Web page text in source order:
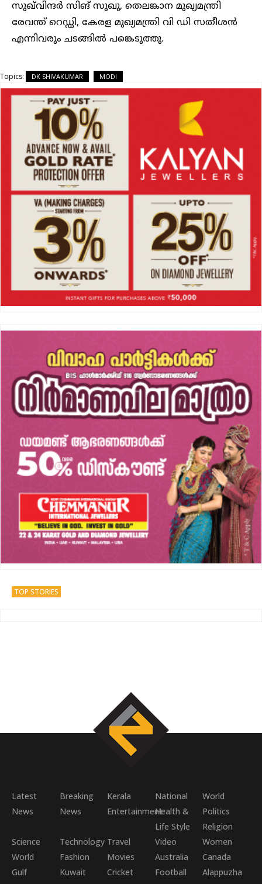
സുഖ്‍വിന്ദർ സിങ് സുഖു, തെലങ്കാന മുഖ്യമന്ത്രി
രേവന്ത് റെഡ്ഡി, കേരള മുഖ്യമന്ത്രി വി ഡി സതീശൻ
എന്നിവരും ചടങ്ങിൽ പങ്കെടുത്തു.
Topics: DK SHIVAKUMAR MODI
TOP STORIES
Latest
News
Breaking
News
Kerala National
World
EntertainmentHealth &
Life Style
Politics
Religion
Science
World
Technology Travel Video
Women
Fashion
Movies Australia
Canada
Gulf
Kuwait Cricket Football
Alappuzha